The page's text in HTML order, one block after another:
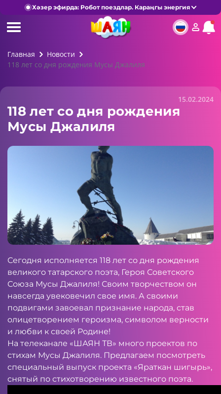
Хәзер эфирда: Робот поездлар. Караңгы энергия
Главная
Новости
118 лет со дня рождения Мусы Джалиля
15.02.2024
118 лет со дня рождения
Мусы Джалиля
Сегодня исполняется 118 лет со дня рождения
великого татарского поэта, Героя Советского
Союза Мусы Джалиля! Своим творчеством он
навсегда увековечил свое имя. А своими
подвигами завоевал признание народа, став
олицетворением героизма, символом верности
и любви к своей Родине!
На телеканале «ШАЯН ТВ» много проектов по
стихам Мусы Джалиля. Предлагаем посмотреть
специальный выпуск проекта «Яраткан шигырь»,
снятый по стихотворению известного поэта.